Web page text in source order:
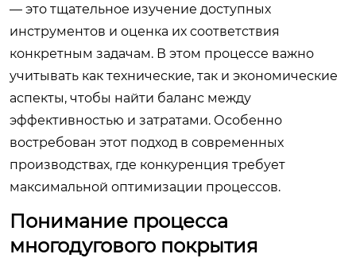
— это тщательное изучение доступных
инструментов и оценка их соответствия
конкретным задачам. В этом процессе важно
учитывать как технические, так и экономические
аспекты, чтобы найти баланс между
эффективностью и затратами. Особенно
востребован этот подход в современных
производствах, где конкуренция требует
максимальной оптимизации процессов.
Понимание процесса
многодугового покрытия